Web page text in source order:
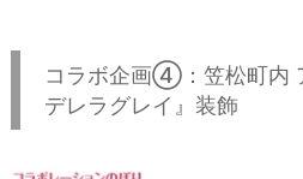
コラボ企画④：笠松町内
デレラグレイ』装飾